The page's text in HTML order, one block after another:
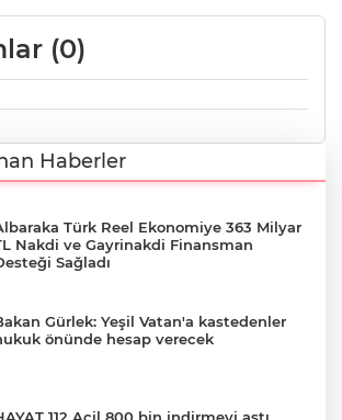
(0)
Haberler
Türk Reel Ekonomiye 363 Milyar
Nakdi ve Gayrinakdi Finansman
Sağladı
Gürlek: Yeşil Vatan'a kastedenler
önünde hesap verecek
112 Acil 800 bin indirmeyi aştı